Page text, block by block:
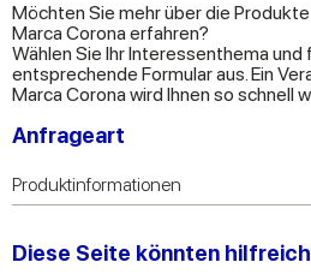
Möchten Sie mehr über die
Marca Corona erfahren?
Wählen Sie Ihr Interessenthema und
entsprechende Formular aus. Ein
Marca Corona wird Ihnen so schnell
Anfrageart
Diese Seite könnten